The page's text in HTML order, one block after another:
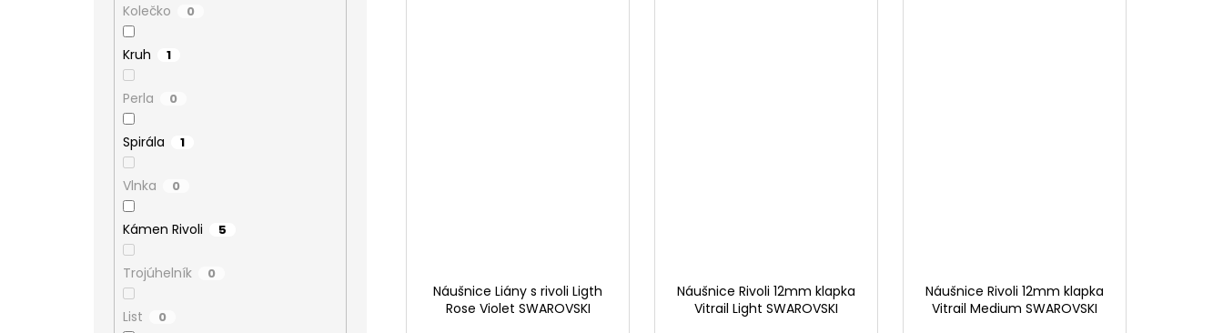
Kolečko 0
Kruh 1
Perla 0
Spirála 1
Vlnka 0
Kámen Rivoli 5
Trojúhelník 0
List 0
Náušnice Liány s rivoli Ligth
Rose Violet SWAROVSKI
Náušnice Rivoli 12mm klapka
Vitrail Light SWAROVSKI
Náušnice Rivoli 12mm klapka
Vitrail Medium SWAROVSKI